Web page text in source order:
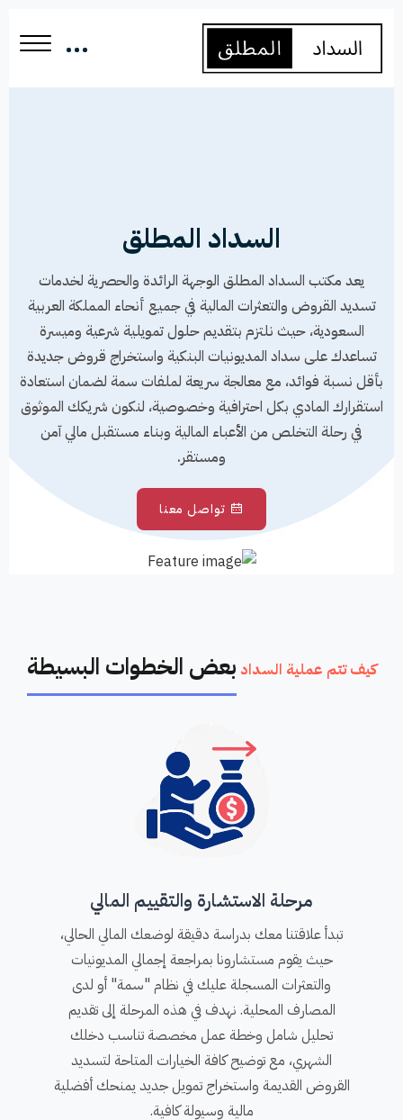
السداد المطلق
يعد مكتب السداد المطلق الوجهة الرائدة والحصرية لخدمات
تسديد القروض والتعثرات المالية في جميع أنحاء المملكة العربية
السعودية، حيث نلتزم بتقديم حلول تمويلية شرعية وميسرة
تساعدك على سداد المديونيات البنكية واستخراج قروض جديدة
بأقل نسبة فوائد، مع معالجة سريعة لملفات سمة لضمان استعادة
استقرارك المادي بكل احترافية وخصوصية، لنكون شريكك الموثوق
في رحلة التخلص من الأعباء المالية وبناء مستقبل مالي آمن
ومستقر.
تواصل معنا
كيف تتم عملية السداد بعض الخطوات البسيطة
مرحلة الاستشارة والتقييم المالي
تبدأ علاقتنا معك بدراسة دقيقة لوضعك المالي الحالي،
حيث يقوم مستشارونا بمراجعة إجمالي المديونيات
والتعثرات المسجلة عليك في نظام "سمة" أو لدى
المصارف المحلية. نهدف في هذه المرحلة إلى تقديم
تحليل شامل وخطة عمل مخصصة تناسب دخلك
الشهري، مع توضيح كافة الخيارات المتاحة لتسديد
القروض القديمة واستخراج تمويل جديد يمنحك أفضلية
مالية وسيولة كافية.